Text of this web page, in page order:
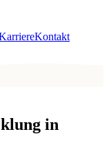
Kontakt
in